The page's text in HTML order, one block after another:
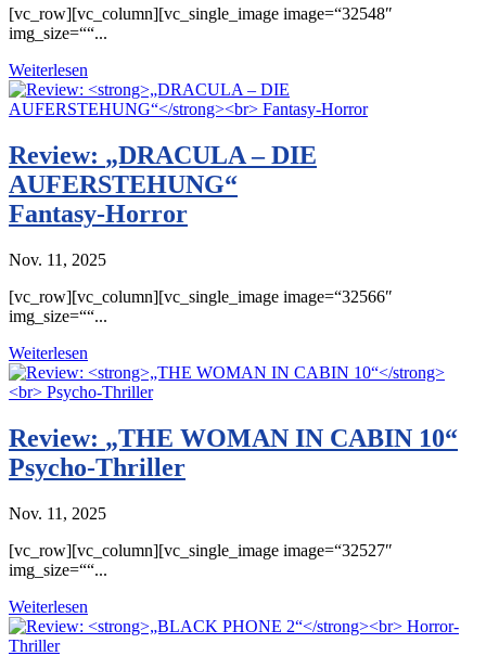
[vc_row][vc_column][vc_single_image image=“32548″
img_size=““...
Weiterlesen
Review: „DRACULA – DIE
AUFERSTEHUNG“
Fantasy-Horror
Nov. 11, 2025
[vc_row][vc_column][vc_single_image image=“32566″
img_size=““...
Weiterlesen
Review: „THE WOMAN IN CABIN 10“
Psycho-Thriller
Nov. 11, 2025
[vc_row][vc_column][vc_single_image image=“32527″
img_size=““...
Weiterlesen